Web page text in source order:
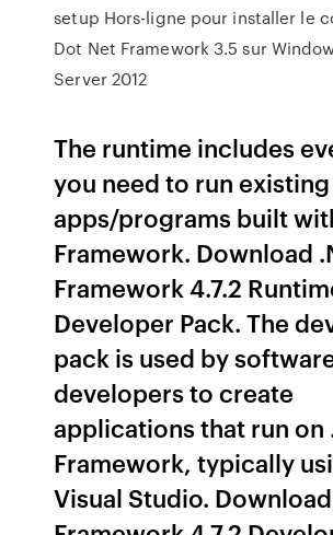
setup Hors-ligne pour installer le
Dot Net Framework 3.5 sur
Server 2012
The runtime includes
you need to run existing
apps/programs built
Framework. Download
Framework 4.7.2
Developer Pack. The
pack is used by
developers to create
applications that run on
Framework, typically
Visual Studio. Download